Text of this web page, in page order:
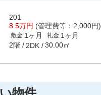
201
8.5万円 (管理費等：2,000円)
敷金 1ヶ月 礼金 1ヶ月
2階 2DK 30.00㎡